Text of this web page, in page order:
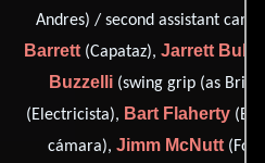
Andres) / second assistant
Barrett(Capataz), Jarrett Buba
Buzzelli(swing grip (as Brian
(Electricista), Bart Flaherty
cámara), Jimm McNutt